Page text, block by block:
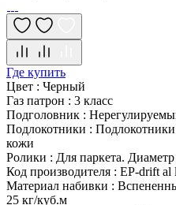
Где купить
Цвет : Черный
Газ патрон : 3 класс
Подголовник :
Подлокотники :
кожи
Ролики : Для паркета.
Код производителя : EP-drift al
Материал набивки :
25 кг/куб.м